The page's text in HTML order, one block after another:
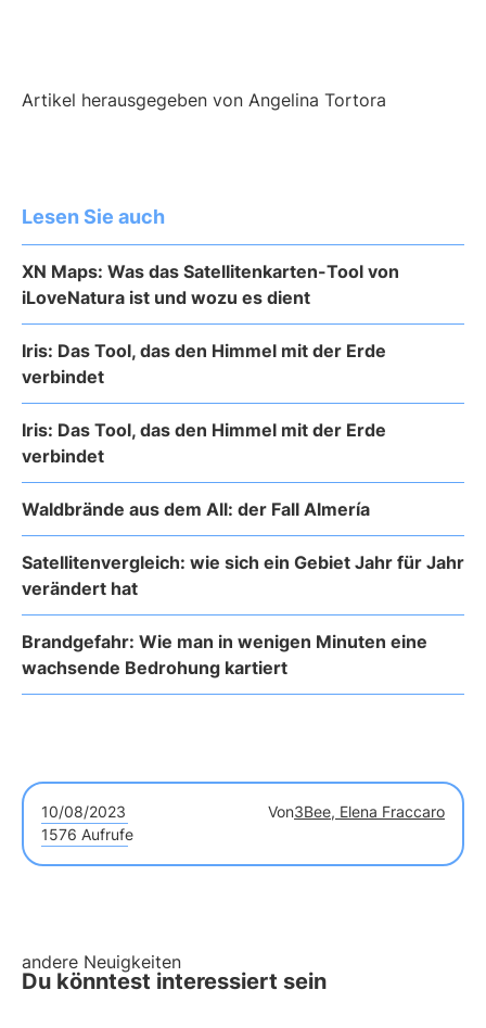
Artikel herausgegeben von Angelina Tortora
Lesen Sie auch
XN Maps: Was das Satellitenkarten-Tool von
iLoveNatura ist und wozu es dient
Iris: Das Tool, das den Himmel mit der Erde
verbindet
Iris: Das Tool, das den Himmel mit der Erde
verbindet
Waldbrände aus dem All: der Fall Almería
Satellitenvergleich: wie sich ein Gebiet Jahr für Jahr
verändert hat
Brandgefahr: Wie man in wenigen Minuten eine
wachsende Bedrohung kartiert
10/08/2023 Von3Bee, Elena Fraccaro
1576 Aufrufe
andere Neuigkeiten
Du könntest interessiert sein